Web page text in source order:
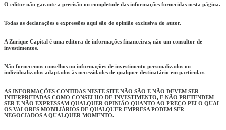
O editor não garante a precisão ou completude das informações fornecidas nesta página.
Todas as declarações e expressões aqui são de opinião exclusiva do autor.
A Zurique Capital é uma editora de informações financeiras, não um consultor de
investimentos.
Não fornecemos conselhos ou informações de investimento personalizados ou
individualizados adaptados às necessidades de qualquer destinatário em particular.
AS INFORMAÇÕES CONTIDAS NESTE SITE NÃO SÃO E NÃO DEVEM SER
INTERPRETADAS COMO CONSELHO DE INVESTIMENTO, E NÃO PRETENDEM
SER E NÃO EXPRESSAM QUALQUER OPINIÃO QUANTO AO PREÇO PELO QUAL
OS VALORES MOBILIÁRIOS DE QUALQUER EMPRESA PODEM SER
NEGOCIADOS A QUALQUER MOMENTO.